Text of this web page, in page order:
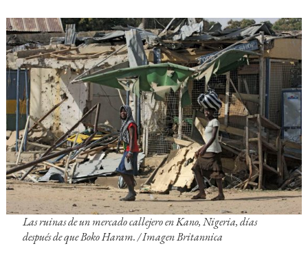
Las ruinas de un mercado callejero en Kano, Nigeria, días
después de que Boko Haram. /Imagen Britannica